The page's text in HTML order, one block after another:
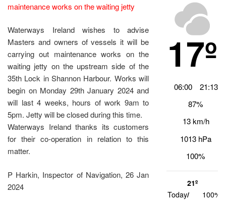
maintenance works on the waiting jetty
Waterways Ireland wishes to advise
Masters and owners of vessels it will be
carrying out maintenance works on the
waiting jetty on the upstream side of the
35th Lock in Shannon Harbour. Works will
begin on Monday 29th January 2024 and
will last 4 weeks, hours of work 9am to
5pm. Jetty will be closed during this time.
Waterways Ireland thanks its customers
for their co-operation in relation to this
matter.
P Harkin, Inspector of Navigation, 26 Jan
2024
17º
06:00
21:13
87%
13 km/h
1013 hPa
100%
Today
21º
/
100%